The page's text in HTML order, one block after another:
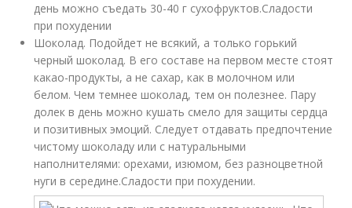
день можно съедать 30-40 г сухофруктов.Сладости
при похудении
Шоколад. Подойдет не всякий, а только горький
черный шоколад. В его составе на первом месте стоят
какао-продукты, а не сахар, как в молочном или
белом. Чем темнее шоколад, тем он полезнее. Пару
долек в день можно кушать смело для защиты сердца
и позитивных эмоций. Следует отдавать предпочтение
чистому шоколаду или с натуральными
наполнителями: орехами, изюмом, без разноцветной
нуги в середине.Сладости при похудении.